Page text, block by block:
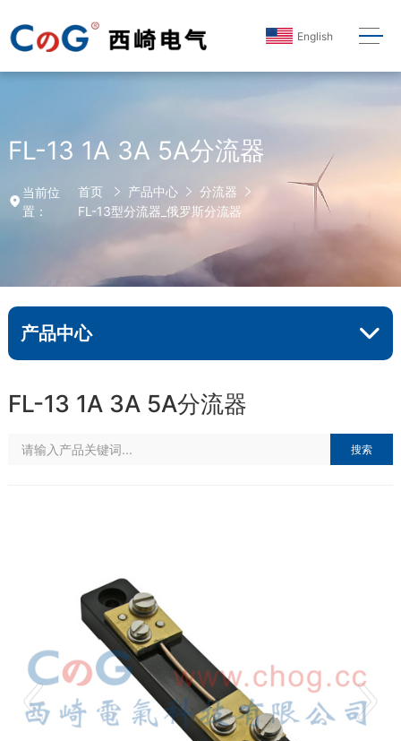
English
FL-13 1A 3A 5A分流器
当前位
置：
首页 产品中心
分流器
FL-13型分流器_俄罗斯分流器
产品中心
FL-13 1A 3A 5A分流器
搜索